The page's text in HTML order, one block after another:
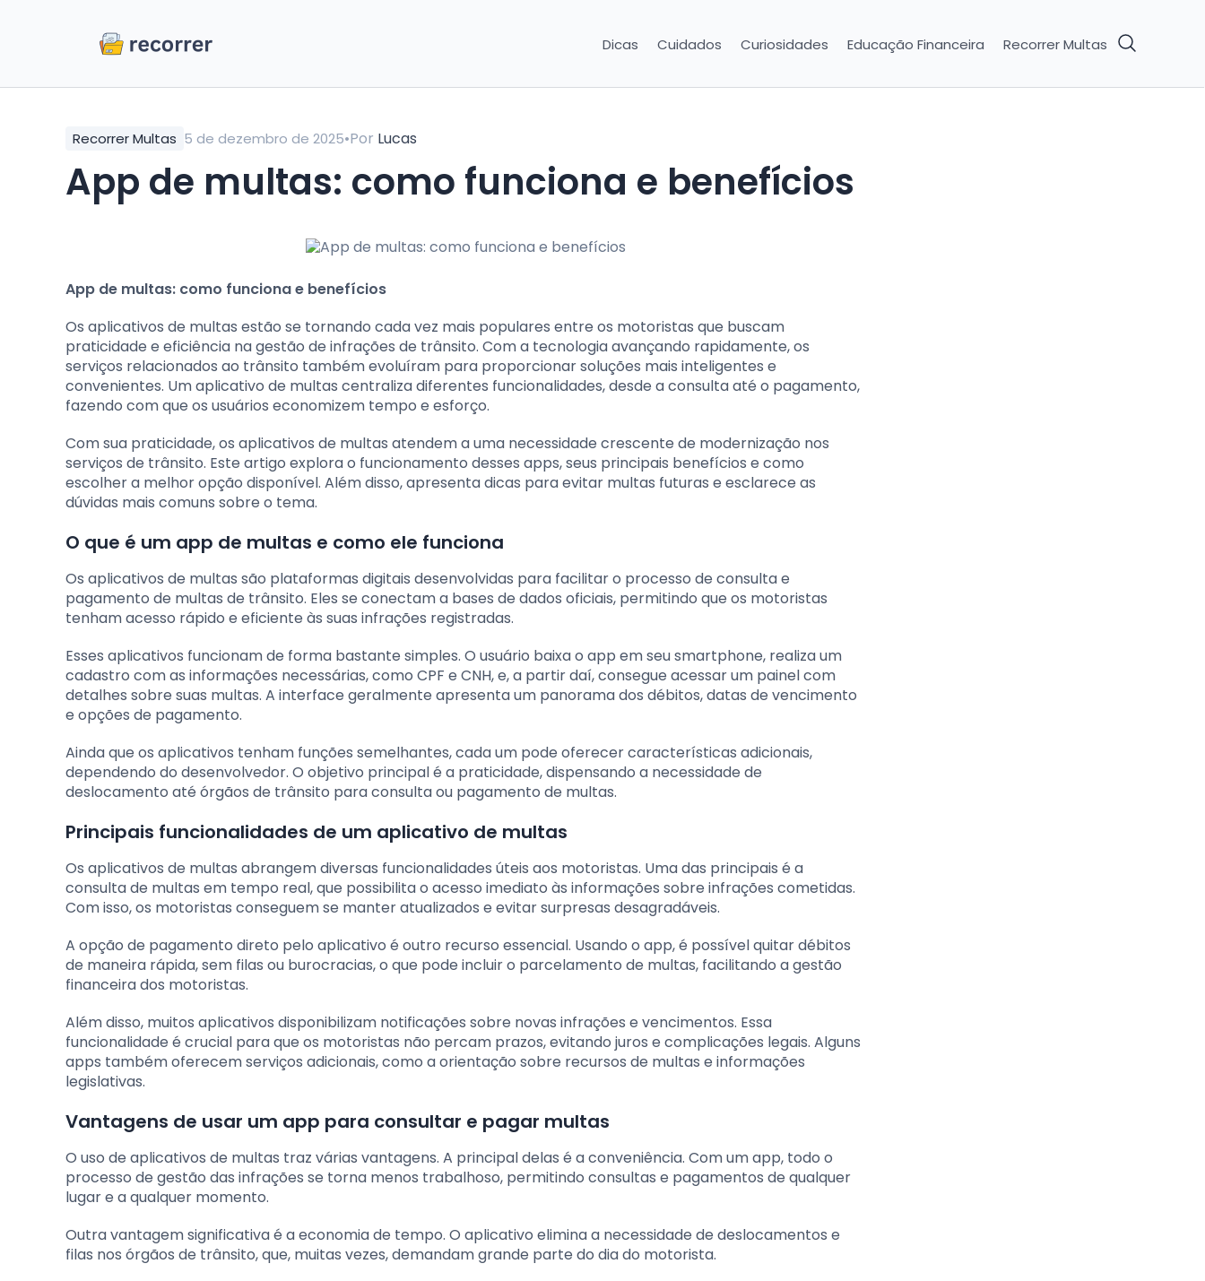
Dicas Cuidados Curiosidades Educação Financeira Recorrer Multas
Recorrer Multas 5 de dezembro de 2025•Por Lucas
App de multas: como funciona e benefícios
App de multas: como funciona e benefícios
Os aplicativos de multas estão se tornando cada vez mais populares entre os motoristas que buscam
praticidade e eficiência na gestão de infrações de trânsito. Com a tecnologia avançando rapidamente, os
serviços relacionados ao trânsito também evoluíram para proporcionar soluções mais inteligentes e
convenientes. Um aplicativo de multas centraliza diferentes funcionalidades, desde a consulta até o pagamento,
fazendo com que os usuários economizem tempo e esforço.
Com sua praticidade, os aplicativos de multas atendem a uma necessidade crescente de modernização nos
serviços de trânsito. Este artigo explora o funcionamento desses apps, seus principais benefícios e como
escolher a melhor opção disponível. Além disso, apresenta dicas para evitar multas futuras e esclarece as
dúvidas mais comuns sobre o tema.
O que é um app de multas e como ele funciona
Os aplicativos de multas são plataformas digitais desenvolvidas para facilitar o processo de consulta e
pagamento de multas de trânsito. Eles se conectam a bases de dados oficiais, permitindo que os motoristas
tenham acesso rápido e eficiente às suas infrações registradas.
Esses aplicativos funcionam de forma bastante simples. O usuário baixa o app em seu smartphone, realiza um
cadastro com as informações necessárias, como CPF e CNH, e, a partir daí, consegue acessar um painel com
detalhes sobre suas multas. A interface geralmente apresenta um panorama dos débitos, datas de vencimento
e opções de pagamento.
Ainda que os aplicativos tenham funções semelhantes, cada um pode oferecer características adicionais,
dependendo do desenvolvedor. O objetivo principal é a praticidade, dispensando a necessidade de
deslocamento até órgãos de trânsito para consulta ou pagamento de multas.
Principais funcionalidades de um aplicativo de multas
Os aplicativos de multas abrangem diversas funcionalidades úteis aos motoristas. Uma das principais é a
consulta de multas em tempo real, que possibilita o acesso imediato às informações sobre infrações cometidas.
Com isso, os motoristas conseguem se manter atualizados e evitar surpresas desagradáveis.
A opção de pagamento direto pelo aplicativo é outro recurso essencial. Usando o app, é possível quitar débitos
de maneira rápida, sem filas ou burocracias, o que pode incluir o parcelamento de multas, facilitando a gestão
financeira dos motoristas.
Além disso, muitos aplicativos disponibilizam notificações sobre novas infrações e vencimentos. Essa
funcionalidade é crucial para que os motoristas não percam prazos, evitando juros e complicações legais. Alguns
apps também oferecem serviços adicionais, como a orientação sobre recursos de multas e informações
legislativas.
Vantagens de usar um app para consultar e pagar multas
O uso de aplicativos de multas traz várias vantagens. A principal delas é a conveniência. Com um app, todo o
processo de gestão das infrações se torna menos trabalhoso, permitindo consultas e pagamentos de qualquer
lugar e a qualquer momento.
Outra vantagem significativa é a economia de tempo. O aplicativo elimina a necessidade de deslocamentos e
filas nos órgãos de trânsito, que, muitas vezes, demandam grande parte do dia do motorista.